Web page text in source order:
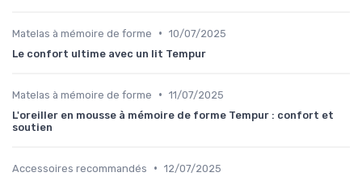
Matelas à mémoire de forme • 10/07/2025
Le confort ultime avec un lit Tempur
Matelas à mémoire de forme • 11/07/2025
L'oreiller en mousse à mémoire de forme Tempur : confort et
soutien
Accessoires recommandés • 12/07/2025